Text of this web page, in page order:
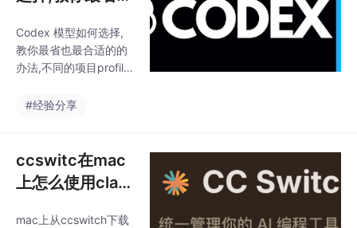
Codex 模型如何选择,
教你最省也最合适的的
办法,不同的项目profile
#经验分享
ccswitc在mac
上怎么使用clau
mac上从ccswitch下载